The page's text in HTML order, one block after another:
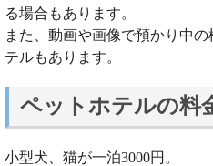
る場合もあります。
また、動画や画像で預かり中
テルもあります。
ペットホテルの料
小型犬、猫が一泊3000円。